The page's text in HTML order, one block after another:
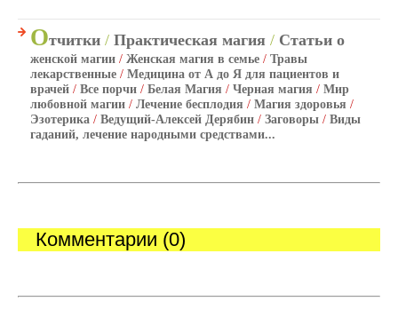
Отчитки / Практическая магия / Статьи о
женской магии / Женская магия в семье / Травы
лекарственные / Медицина от А до Я для пациентов и
врачей / Все порчи / Белая Магия / Черная магия / Мир
любовной магии / Лечение бесплодия / Магия здоровья /
Эзотерика / Ведущий-Алексей Дерябин / Заговоры / Виды
гаданий, лечение народными средствами...
Комментарии (0)